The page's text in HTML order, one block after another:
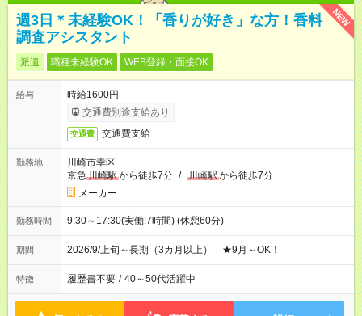
NEW
週3日＊未経験OK！「香りが好き」な方！香料
調査アシスタント
派遣 職種未経験OK WEB登録・面接OK
給与
時給1600円
交通費別途支給あり
交通費 交通費支給
勤務地
川崎市幸区
京急 川崎駅から徒歩7分 / 川崎駅から徒歩7分
メーカー
勤務時間 9:30～17:30(実働:7時間) (休憩60分)
期間 2026/9/上旬～長期（3カ月以上） ★9月～OK！
特徴 履歴書不要 / 40～50代活躍中